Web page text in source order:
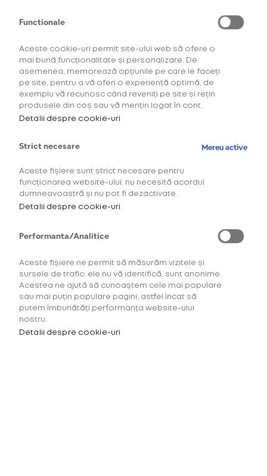
AM PESTE 18 ANI
AM SUB 18 ANI
și creează dependență. Produse destinate
Shop
Lumea glo™
Suport
HTML SITEMAP
Functionale
Aceste cookie-uri permit site-ului web să ofere o
mai bună funcționalitate și personalizare. De
asemenea, memorează opțiunile pe care le faceți
pe site, pentru a vă oferi o experiență optimă, de
exemplu vă recunosc când reveniți pe site și rețin
produsele din coș sau vă mențin logat în cont.
Detalii despre cookie-uri
Strict necesare Mereu active
Aceste fișiere sunt strict necesare pentru
funcționarea website-ului, nu necesită acordul
dumneavoastră și nu pot fi dezactivate.
Detalii despre cookie-uri
Performanta/Analitice
Aceste fișiere ne permit să măsurăm vizitele și
sursele de trafic; ele nu vă identifică, sunt anonime.
Acestea ne ajută să cunoaștem cele mai populare
sau mai puțin populare pagini, astfel încat să
putem îmbunătăți performanța website-ului
nostru.
Detalii despre cookie-uri